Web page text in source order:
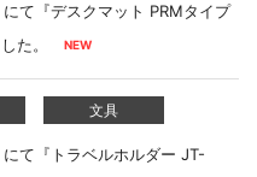
て『デスクマット PRMタイプ
た。
文具
て『トラベルホルダー JT-